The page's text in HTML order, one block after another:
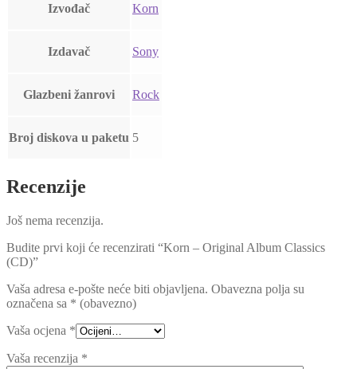
Izvođač Korn
Izdavač Sony
Glazbeni žanrovi Rock
Broj diskova u paketu 5
Recenzije
Još nema recenzija.
Budite prvi koji će recenzirati “Korn – Original Album Classics
(CD)”
Vaša adresa e-pošte neće biti objavljena. Obavezna polja su
označena sa * (obavezno)
Vaša ocjena *
Vaša recenzija *